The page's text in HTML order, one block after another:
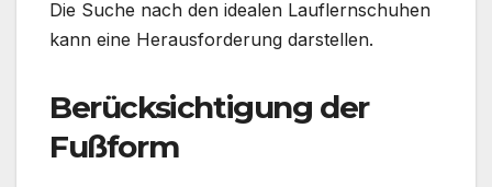
Die Suche nach den idealen Lauflernschuhen
kann eine Herausforderung darstellen.
Berücksichtigung der
Fußform